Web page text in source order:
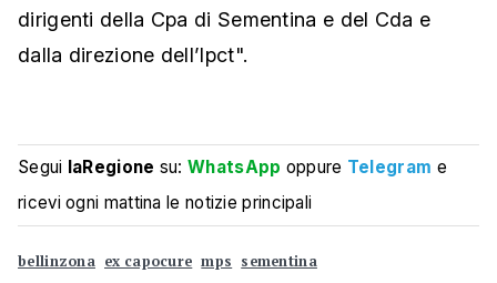
dirigenti della Cpa di Sementina e del Cda e
dalla direzione dell’Ipct".
Segui laRegione su:WhatsApp oppure Telegram e
ricevi ogni mattina le notizie principali
bellinzona ex capocure mps sementina